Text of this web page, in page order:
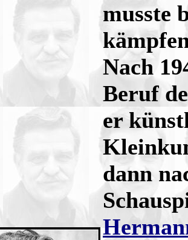
musste
Nach
Beruf
er
dann